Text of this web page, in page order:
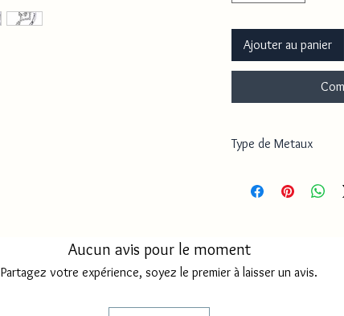
Ajouter au panier
Type de Metaux
Aucun avis pour le moment
Partagez votre expérience, soyez le premier à laisser un avis.